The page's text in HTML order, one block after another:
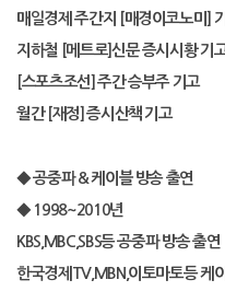
매일경제 주간지 매경이코노미
지하철 메트로]신문 증시시황 기
스포츠조선 ]주간 승부주 기고
월간 재정 ]증시산책 기고
◆공중파&케이블 방송 출연
◆ 1998~2010년
KBS,MBC,SBS등 공중파 방송 출연
한국경제 TV,MBN, 이토마토등 케